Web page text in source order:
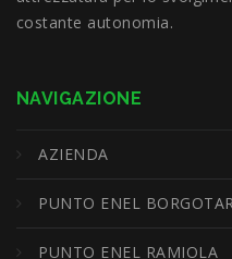
costante autonomia.
NAVIGAZIONE
AZIENDA
PUNTO ENEL
PUNTO ENEL RAMIOLA